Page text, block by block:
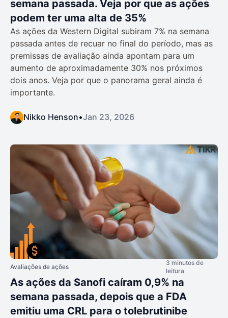
semana passada. Veja por que as ações
podem ter uma alta de 35%
As ações da Western Digital subiram 7% na semana
passada antes de recuar no final do período, mas as
premissas de avaliação ainda apontam para um
aumento de aproximadamente 30% nos próximos
dois anos. Veja por que o panorama geral ainda é
importante.
Nikko Henson•Jan 23, 2026
Avaliações de ações
3 minutos de
leitura
As ações da Sanofi caíram 0,9% na
semana passada, depois que a FDA
emitiu uma CRL para o tolebrutinibe